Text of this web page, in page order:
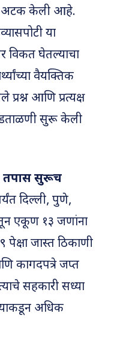
अटक केली आहे.
या
विकत घेतल्याचा
वैयक्तिक
आणि प्रत्यक्ष
सुरू केली
तपास सुरूच
दिल्ली, पुणे,
एकूण १३ जणांना
जास्त ठिकाणी
कागदपत्रे जप्त
सहकारी सध्या
अधिक